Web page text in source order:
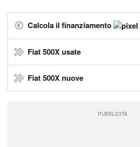
Calcola il finanziamento
Fiat 500X usate
Fiat 500X nuove
PUBBLICITÀ